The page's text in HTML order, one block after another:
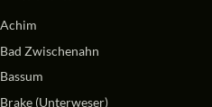
Achim
Bad Zwischenahn
Bassum
Brake (Unterweser)